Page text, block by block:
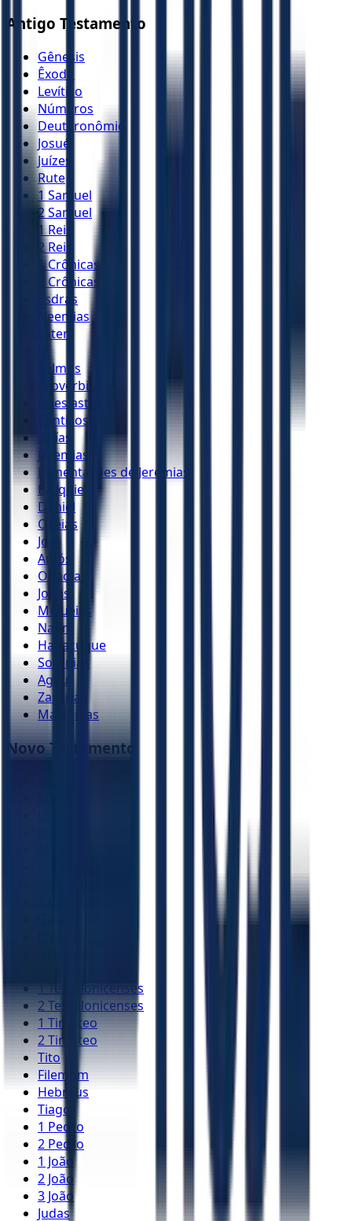
Antigo Testamento
Gênesis
Êxodo
Levítico
Números
Deuteronômio
Josué
Juízes
Rute
1 Samuel
2 Samuel
1 Reis
2 Reis
1 Crônicas
2 Crônicas
Esdras
Neemias
Ester
Salmos
Provérbios
Eclesiastes
Cânticos
Isaías
Jeremias
Lamentações de Jeremias
Ezequiel
Daniel
Oséias
Joel
Amós
Obadias
Jonas
Miquéias
Naum
Habacuque
Sofonias
Ageu
Zacarias
Malaquias
Novo Testamento
1 Tessalonicenses
2 Tessalonicenses
1 Timóteo
2 Timóteo
Tito
Filemom
Hebreus
Tiago
1 Pedro
2 Pedro
1 João
2 João
3 João
Judas